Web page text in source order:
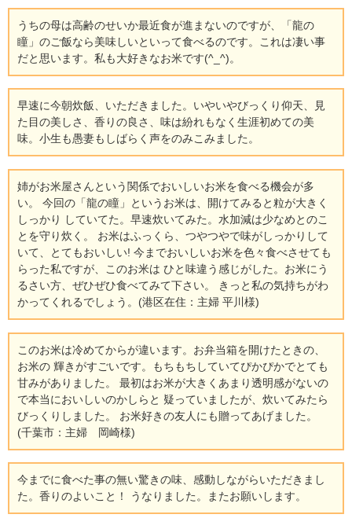
うちの母は高齢のせいか最近食が進まないのですが、「龍の
瞳」のご飯なら美味しいといって食べるのです。これは凄い事
だと思います。私も大好きなお米です(^_^)。
早速に今朝炊飯、いただきました。いやいやびっくり仰天、見
た目の美しさ、香りの良さ、味は紛れもなく生涯初めての美
味。小生も愚妻もしばらく声をのみこみました。
姉がお米屋さんという関係でおいしいお米を食べる機会が多
い。 今回の「龍の瞳」というお米は、開けてみると粒が大きく
しっかり していてた。早速炊いてみた。水加減は少なめとのこ
とを守り炊く。 お米はふっくら、つやつやで味がしっかりして
いて、とてもおいしい! 今までおいしいお米を色々食べさせても
らった私ですが、このお米は ひと味違う感じがした。お米にう
るさい方、ぜひぜひ食べてみて下さい。 きっと私の気持ちがわ
かってくれるでしょう。(港区在住：主婦 平川様)
このお米は冷めてからが違います。お弁当箱を開けたときの、
お米の 輝きがすごいです。もちもちしていてぴかぴかでとても
甘みがありました。 最初はお米が大きくあまり透明感がないの
で本当においしいのかしらと 疑っていましたが、炊いてみたら
びっくりしました。 お米好きの友人にも贈ってあげました。
(千葉市：主婦 岡崎様)
今までに食べた事の無い驚きの味、感動しながらいただきまし
た。香りのよいこと！ うなりました。またお願いします。